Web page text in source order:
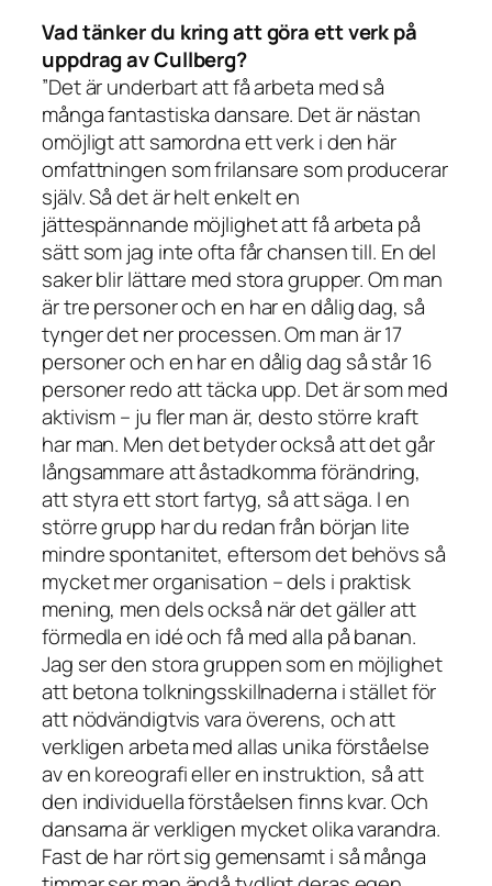
Vad tänker du kring att göra ett verk på
uppdrag av Cullberg?
”Det är underbart att få arbeta med så
många fantastiska dansare. Det är nästan
omöjligt att samordna ett verk i den här
omfattningen som frilansare som producerar
själv. Så det är helt enkelt en
jättespännande möjlighet att få arbeta på
sätt som jag inte ofta får chansen till. En del
saker blir lättare med stora grupper. Om man
är tre personer och en har en dålig dag, så
tynger det ner processen. Om man är 17
personer och en har en dålig dag så står 16
personer redo att täcka upp. Det är som med
aktivism – ju fler man är, desto större kraft
har man. Men det betyder också att det går
långsammare att åstadkomma förändring,
att styra ett stort fartyg, så att säga. I en
större grupp har du redan från början lite
mindre spontanitet, eftersom det behövs så
mycket mer organisation – dels i praktisk
mening, men dels också när det gäller att
förmedla en idé och få med alla på banan.
Jag ser den stora gruppen som en möjlighet
att betona tolkningsskillnaderna i stället för
att nödvändigtvis vara överens, och att
verkligen arbeta med allas unika förståelse
av en koreografi eller en instruktion, så att
den individuella förståelsen finns kvar. Och
dansarna är verkligen mycket olika varandra.
Fast de har rört sig gemensamt i så många